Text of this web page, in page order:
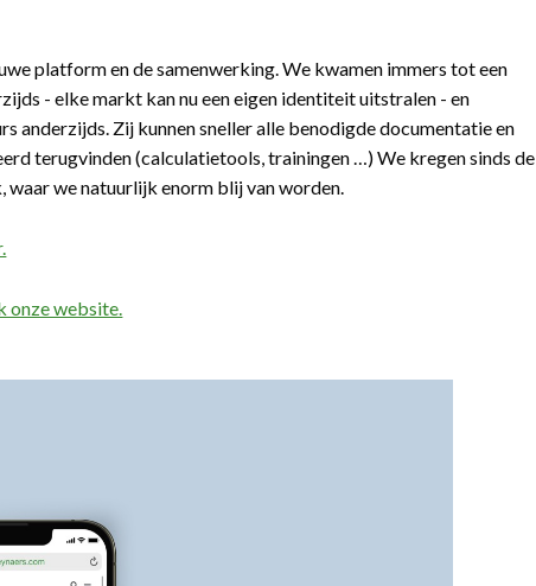
platform en de samenwerking. We kwamen immers tot een
- elke markt kan nu een eigen identiteit uitstralen - en
anderzijds. Zij kunnen sneller alle benodigde documentatie en
terugvinden (calculatietools, trainingen …) We kregen sinds de
we natuurlijk enorm blij van worden.
onze website.